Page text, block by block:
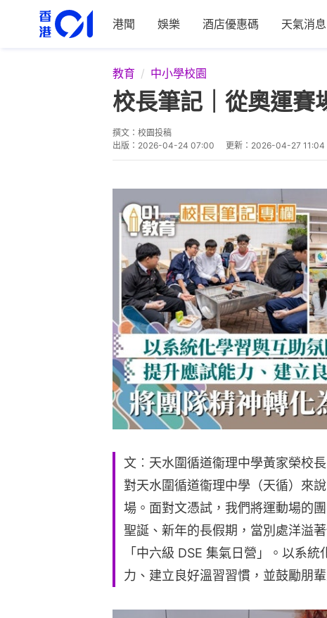
港聞 娛樂 酒店優惠碼 天氣消息
教育 中小學校園
校長筆記｜從奧運賽
撰文： 校園投稿
出版： 2026-04-24 07:00 更新： 2026-04-27 11:04
文︰天水圍循道衞理中學黃家榮校長
對天水圍循道衞理中學（天循）來
場。面對文憑試，我們將運動場的
聖誕、新年的長假期，當別處洋溢
「中六級 DSE 集氣日營」。以系
力、建立良好溫習習慣，並鼓勵朋